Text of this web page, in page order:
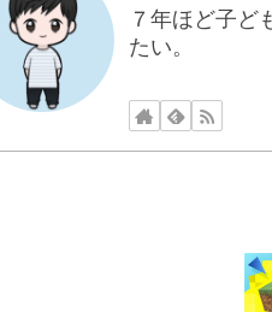
７年ほど子ど
たい。